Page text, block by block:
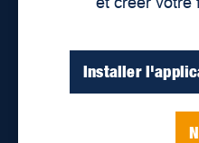
Installer